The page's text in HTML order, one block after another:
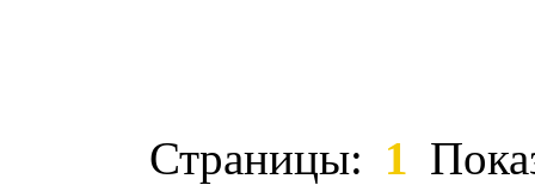
Страницы: 1